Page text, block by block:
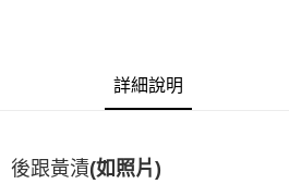
每筆NT$60，滿NT$1,500(含以上)免運費
詳細說明
後跟黃漬(如照片)